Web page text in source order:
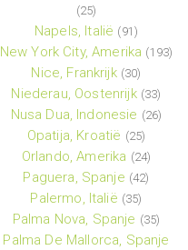
(25)
Napels, Italië (91)
New York City, Amerika (193)
Nice, Frankrijk (30)
Niederau, Oostenrijk (33)
Nusa Dua, Indonesie (26)
Opatija, Kroatië (25)
Orlando, Amerika (24)
Paguera, Spanje (42)
Palermo, Italië (35)
Palma Nova, Spanje (35)
Palma De Mallorca, Spanje